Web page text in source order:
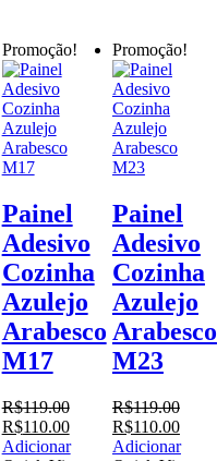
Promoção!
Painel
Adesivo
Cozinha
Azulejo
Arabesco
M17
R$119.00
O
preço
R$110.00O
preço
Adicionar
Promoção!
Painel
Adesivo
Cozinha
Azulejo
Arabesco
M23
R$119.00
O
preço
R$110.00O
preço
Adicionar